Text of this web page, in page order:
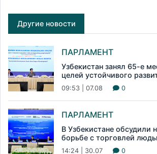
Другие новости
ПАРЛАМЕНТ
Узбекистан занял 65-е
целей устойчивого
09:53 | 07.08 0
ПАРЛАМЕНТ
В Узбекистане обсудили
борьбе с торговлей
14:24 | 30.07 0